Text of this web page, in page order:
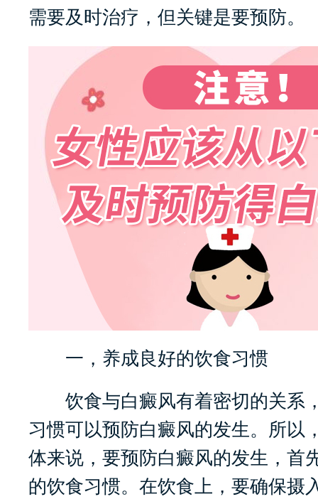
需要及时治疗，但关键是要预防。
一，养成良好的饮食习惯
饮食与白癜风有着密切的关系
习惯可以预防白癜风的发生。所以
体来说，要预防白癜风的发生，首
的饮食习惯。在饮食上，要确保摄